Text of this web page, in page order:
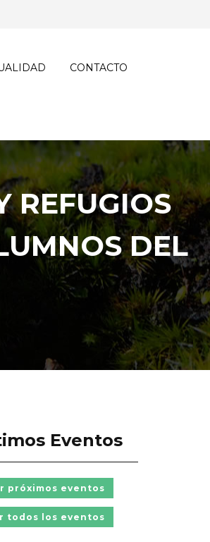
CONTACTO
REFUGIOS
DEL
Eventos
próximos eventos
todos los eventos